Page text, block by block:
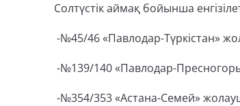
Солтүстік аймақ бойынша
-№45/46 «Павлодар-Түркістан»
-№139/140 «Павлодар-
-№354/353 «Астана-Семей»